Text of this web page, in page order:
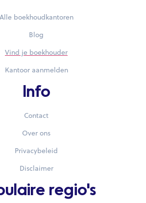
Alle boekhoudkantoren
Blog
Vind je boekhouder
Kantoor aanmelden
Info
Contact
Over ons
Privacybeleid
Disclaimer
regio's